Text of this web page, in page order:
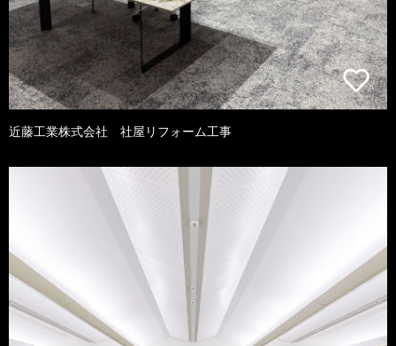
近藤工業株式会社 社屋リフォーム工事